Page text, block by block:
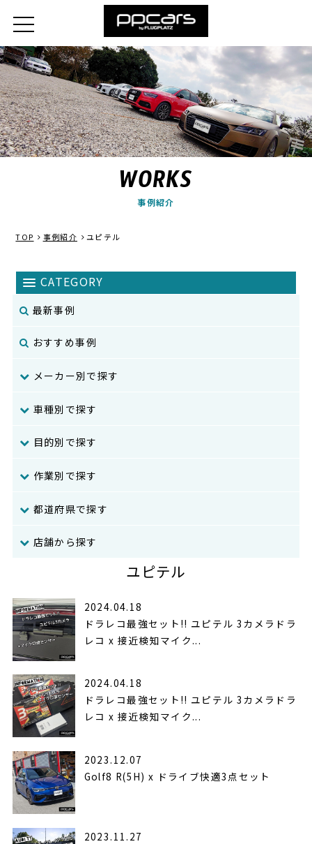
WORKS
事例紹介
TOP 事例紹介 ユピテル
最新事例
おすすめ事例
メーカー別で探す
車種別で探す
目的別で探す
作業別で探す
都道府県で探す
店舗から探す
ユピテル
2024.04.18
ドラレコ最強セット!! ユピテル 3カメラドラ
レコ x 接近検知マイク...
2024.04.18
ドラレコ最強セット!! ユピテル 3カメラドラ
レコ x 接近検知マイク...
2023.12.07
Golf8 R(5H) x ドライブ快適3点セット
2023.11.27